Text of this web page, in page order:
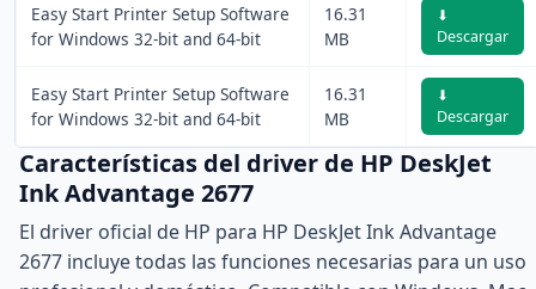
Easy Start Printer Setup Software
for Windows 32-bit and 64-bit
16.31
MB
⬇
Descargar
Easy Start Printer Setup Software
for Windows 32-bit and 64-bit
16.31
MB
⬇
Descargar
Características del driver de HP DeskJet
Ink Advantage 2677
El driver oficial de HP para HP DeskJet Ink Advantage
2677 incluye todas las funciones necesarias para un uso